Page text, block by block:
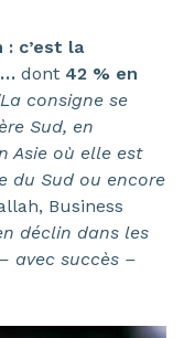
: c’est la
dont 42 % en
consigne se
Sud, en
Asie où elle est
du Sud ou encore
Business
déclin dans les
avec succès –